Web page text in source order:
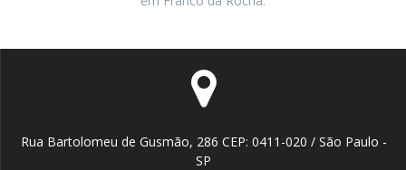
Rua Bartolomeu de Gusmão, 286 CEP: 0411-020 / São Paulo -
SP